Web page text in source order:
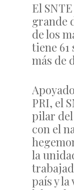
El
grande
de los
tiene 61
más de
PRI, el
pilar
con el
la
país y